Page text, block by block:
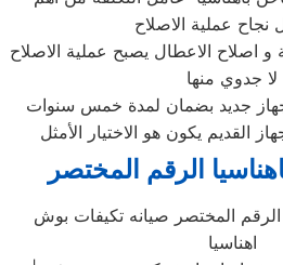
و اصلاح الاعطال يصبح عملية الاصلاح
لا جدوي منها
جديد بضمان لمدة خمس سنوات
الرقم المختصر
المختصر صيانه تكيفات بوش
اهناسيا